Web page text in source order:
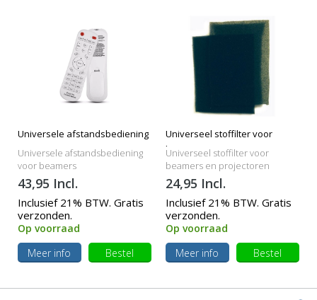
Universele afstandsbediening
Universele afstandsbediening
voor beamers
43,95 Incl.
Inclusief 21% BTW. Gratis
verzonden.
Op voorraad
Meer info
Bestel
Universeel stoffilter voor
beamers
Universeel stoffilter voor
beamers en projectoren
24,95 Incl.
Inclusief 21% BTW. Gratis
verzonden.
Op voorraad
Meer info
Bestel